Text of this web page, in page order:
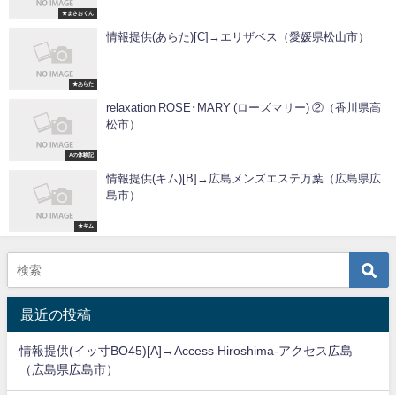
★まさおくん
★あらた
情報提供(あらた)[C]→エリザベス（愛媛県松山市）
Aの体験記
relaxation ROSE･MARY (ローズマリー) ②（香川県高
松市）
★キム
情報提供(キム)[B]→広島メンズエステ万葉（広島県広
島市）
最近の投稿
情報提供(イッ寸BO45)[A]→Access Hiroshima-アクセス広島
（広島県広島市）